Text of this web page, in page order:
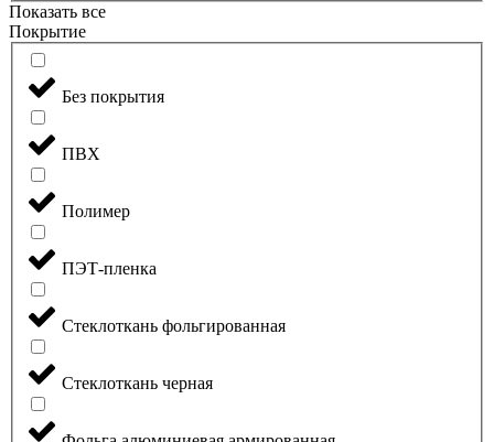
Показать все
Покрытие
Без покрытия
ПВХ
Полимер
ПЭТ-пленка
Стеклоткань фольгированная
Стеклоткань черная